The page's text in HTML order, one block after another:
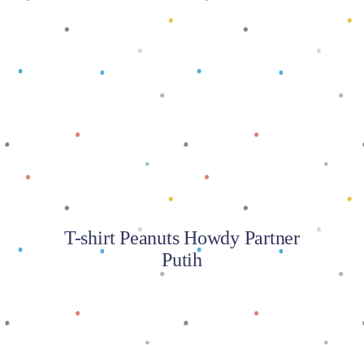
T-shirt Peanuts Howdy Partner
Putih